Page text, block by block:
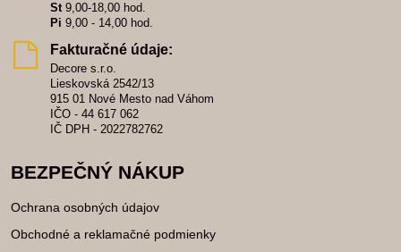
St9,00-18,00 hod.
Pi 9,00 - 14,00 hod.
Fakturačné údaje:
Decore s.r.o.
Lieskovská 2542/13
915 01 Nové Mesto nad Váhom
IČO - 44 617 062
IČ DPH - 2022782762
BEZPEČNÝ NÁKUP
Ochrana osobných údajov
Obchodné a reklamačné podmienky